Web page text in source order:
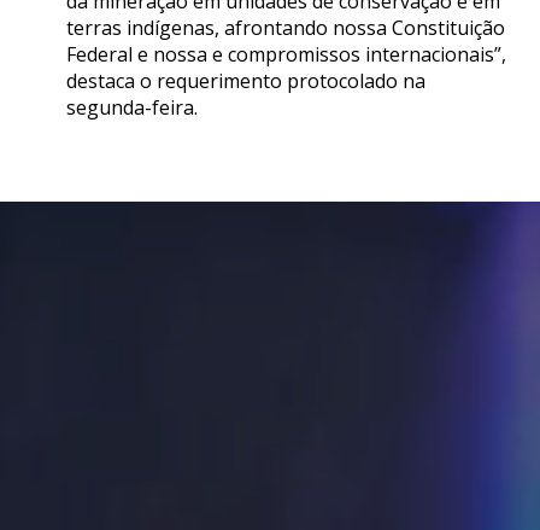
terras indígenas, afrontando nossa Constituição
Federal e nossa e compromissos internacionais”,
destaca o requerimento protocolado na
segunda-feira.